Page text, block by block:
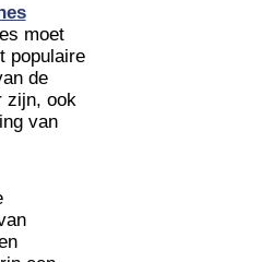
moet
populaire
de
zijn, ook
van